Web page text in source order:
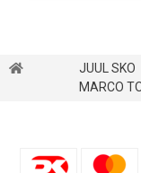
JUUL SKO
MARCO